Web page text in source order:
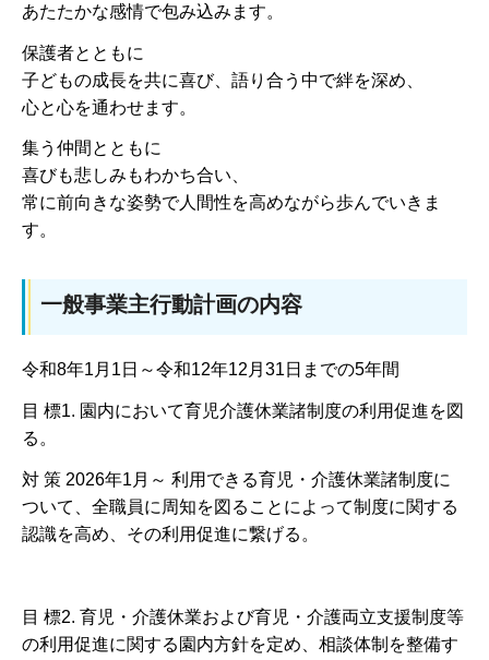
あたたかな感情で包み込みます。
保護者とともに
子どもの成長を共に喜び、語り合う中で絆を深め、
心と心を通わせます。
集う仲間とともに
喜びも悲しみもわかち合い、
常に前向きな姿勢で人間性を高めながら歩んでいきま
す。
一般事業主行動計画の内容
令和8年1月1日～令和12年12月31日までの5年間
目 標1. 園内において育児介護休業諸制度の利用促進を図
る。
対 策 2026年1月～ 利用できる育児・介護休業諸制度に
ついて、全職員に周知を図ることによって制度に関する
認識を高め、その利用促進に繋げる。
目 標2. 育児・介護休業および育児・介護両立支援制度等
の利用促進に関する園内方針を定め、相談体制を整備す